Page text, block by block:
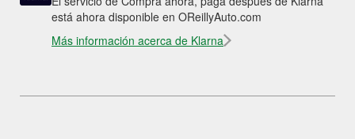
está ahora disponible en OReillyAuto.com
Más información acerca de Klarna